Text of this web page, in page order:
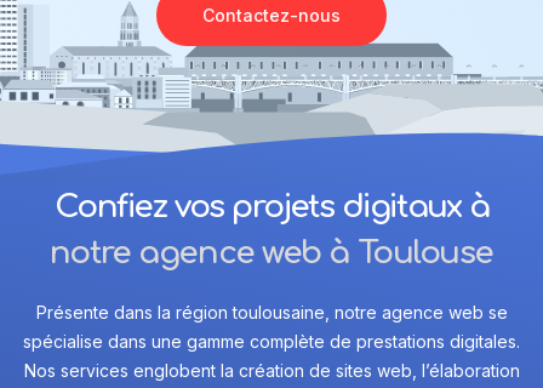
Contactez-nous
Confiez vos projets digitaux à
notre agence web à Toulouse
Présente dans la région toulousaine, notre agence web se
spécialise dans une gamme complète de prestations digitales.
Nos services englobent la création de sites web, l’élaboration